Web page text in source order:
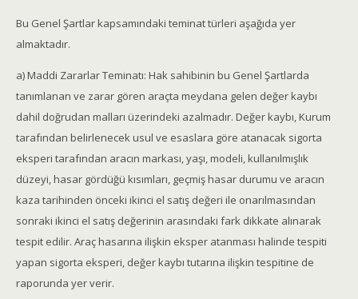
Bu Genel Şartlar kapsamındaki teminat türleri aşağıda yer
almaktadır.
a) Maddi Zararlar Teminatı: Hak sahibinin bu Genel Şartlarda
tanımlanan ve zarar gören araçta meydana gelen değer kaybı
dahil doğrudan malları üzerindeki azalmadır. Değer kaybı, Kurum
tarafından belirlenecek usul ve esaslara göre atanacak sigorta
eksperi tarafından aracın markası, yaşı, modeli, kullanılmışlık
düzeyi, hasar gördüğü kısımları, geçmiş hasar durumu ve aracın
kaza tarihinden önceki ikinci el satış değeri ile onarılmasından
sonraki ikinci el satış değerinin arasındaki fark dikkate alınarak
tespit edilir. Araç hasarına ilişkin eksper atanması halinde tespiti
yapan sigorta eksperi, değer kaybı tutarına ilişkin tespitine de
raporunda yer verir.